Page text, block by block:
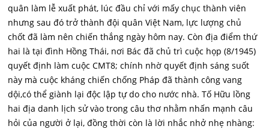
quân làm lễ xuất phát, lúc đầu chỉ với mấy chục thành viên
nhưng sau đó trở thành đội quân Việt Nam, lực lượng chủ
chốt đã làm nên chiến thắng ngày hôm nay. Còn địa điểm thứ
hai là tại đình Hồng Thái, nơi Bác đã chủ trì cuộc họp (8/1945)
quyết định làm cuộc CMT8; chính nhờ quyết định sáng suốt
này mà cuộc kháng chiến chống Pháp đã thành công vang
dội,có thể giành lại độc lập tự do cho nước nhà. Tố Hữu lồng
hai địa danh lịch sử vào trong câu thơ nhằm nhấn mạnh câu
hỏi của người ở lại, đồng thời còn là lời nhắc nhở nhẹ nhàng: